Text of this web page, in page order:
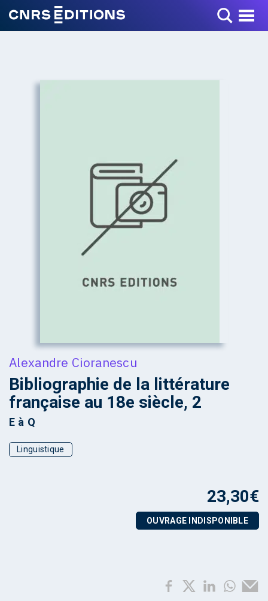
Toggle Menu
Alexandre Cioranescu
Bibliographie de la littérature
française au 18e siècle, 2
E à Q
Linguistique
23,30€
OUVRAGE INDISPONIBLE